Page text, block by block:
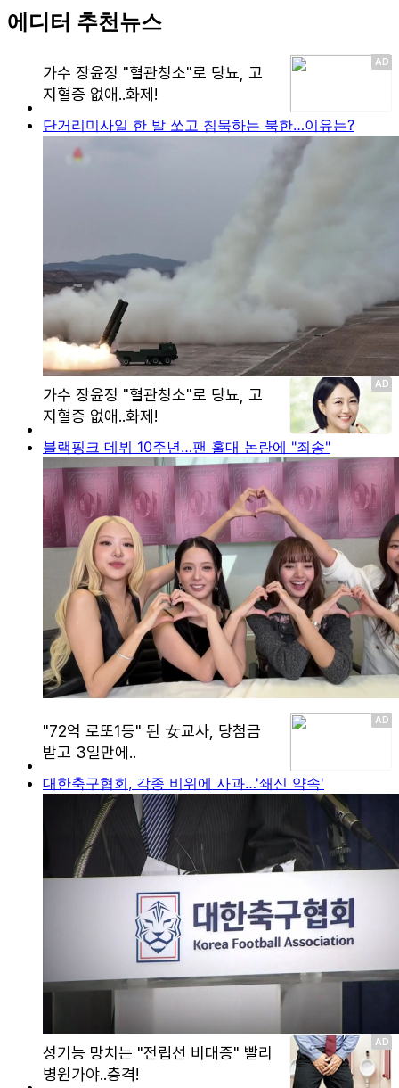
에디터 추천뉴스
단거리미사일 한 발 쏘고 침묵하는 북한…이유는?
블랙핑크 데뷔 10주년…팬 홀대 논란에 "죄송"
대한축구협회, 각종 비위에 사과…'쇄신 약속'